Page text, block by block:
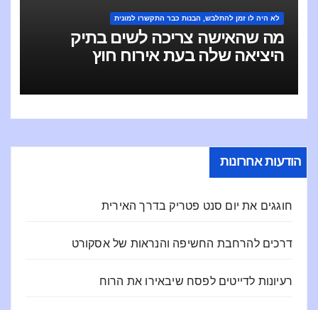
לא היה לו זמן להתלבש, הבנות כבר התקשרו למונית
מה שהאישה צריכה לשים בתיק
היציאה שלה בעת אירוח חוץ
הודעות אחרונות
חוגגים את יום סנט פטריק בדרך האירית
דרכים להרחבת החשיפה והנראות של אסקורט
רעיונות לדייטים לפסח שיבאירו את הרוח